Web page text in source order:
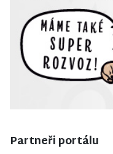
Partneři portálu